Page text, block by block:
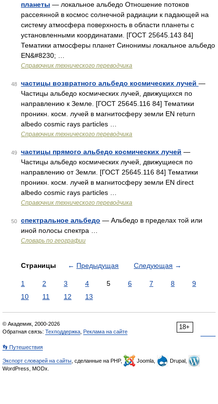
планеты — локальное альбедо Отношение потоков
рассеянной в космос солнечной радиации к падающей на
систему атмосфера поверхность в области планеты с
установленными координатами. [ГОСТ 25645.143 84]
Тематики атмосферы планет Синонимы локальное альбедо
EN&#8230; …
Справочник технического переводчика
48 частицы возвратного альбедо космических лучей —
Частицы альбедо космических лучей, движущихся по
направлению к Земле. [ГОСТ 25645.116 84] Тематики
проникн. косм. лучей в магнитосферу земли EN return
albedo cosmic rays particles …
Справочник технического переводчика
49 частицы прямого альбедо космических лучей —
Частицы альбедо космических лучей, движущиеся по
направлению от Земли. [ГОСТ 25645.116 84] Тематики
проникн. косм. лучей в магнитосферу земли EN direct
albedo cosmic rays particles …
Справочник технического переводчика
50 спектральное альбедо — Альбедо в пределах той или
иной полосы спектра …
Словарь по географии
Страницы ← Предыдущая Следующая →
1 2 3 4 5 6 7 8
9
10
11 12 13
18+
© Академик, 2000-2026
Обратная связь: Техподдержка Реклама на сайте
👣 Путешествия
Экспорт словарей на сайты , сделанные на PHP, Joomla,
Drupal,
WordPress, MODx.